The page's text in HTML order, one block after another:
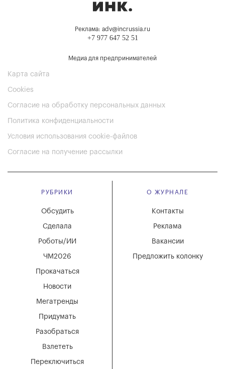
Реклама: adv@incrussia.ru
+7 977 647 52 51
Медиа для предпринимателей
Карта сайта
Cookies
Согласие на обработку персональных данных
Политика конфиденциальности
Условия использования cookie-файлов
Согласие на получение рассылки
РУБРИКИ
Мегатренды
Придумать
Разобраться
Взлететь
Новости
Переключиться
Обсудить
Сделала
Роботы/ИИ
ЧМ2026
Прокачаться
О ЖУРНАЛЕ
Вакансии
Реклама
Контакты
Предложить колонку